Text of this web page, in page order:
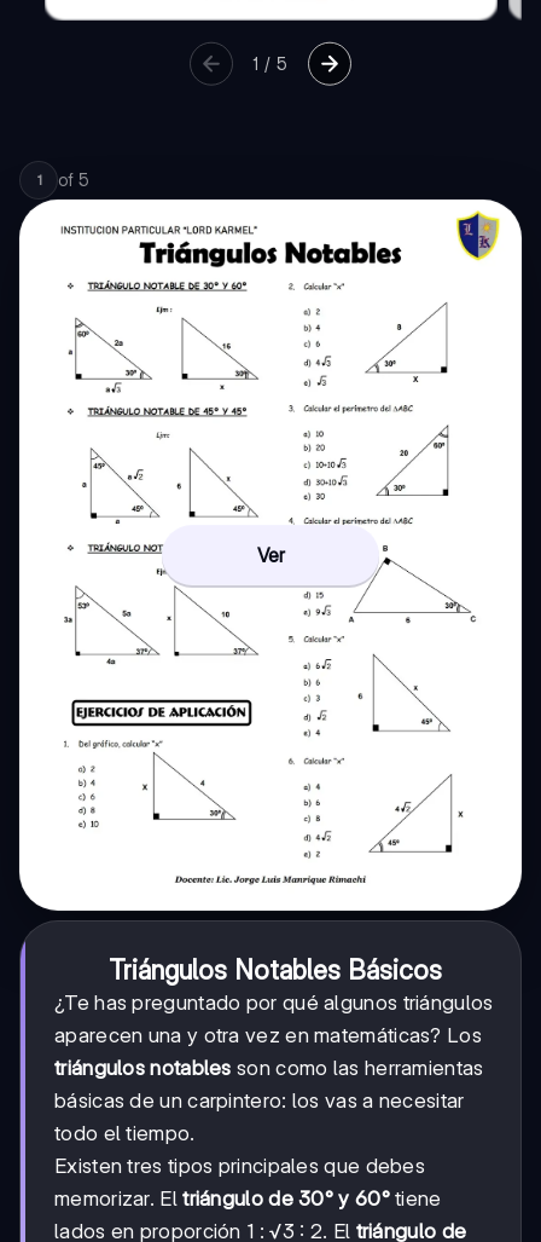
1 /5
1 of 5
Ver
Triángulos Notables Básicos
¿Te has preguntado por qué algunos triángulos
aparecen una y otra vez en matemáticas? Los
triángulos notables son como las herramientas
básicas de un carpintero: los vas a necesitar
todo el tiempo.
Existen tres tipos principales que debes
memorizar. Eltriángulo de 30° y 60°tiene
lados en proporción 1 : √3 : 2. El triángulo de